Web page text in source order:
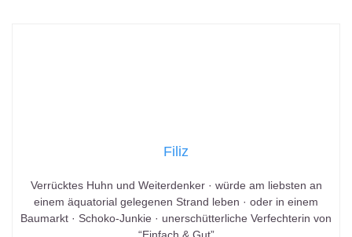
Filiz
Verrücktes Huhn und Weiterdenker · würde am liebsten an
einem äquatorial gelegenen Strand leben · oder in einem
Baumarkt · Schoko-Junkie · unerschütterliche Verfechterin von
“Einfach & Gut”